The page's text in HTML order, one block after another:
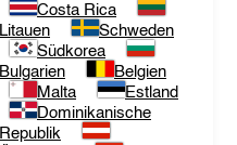
Costa Rica
Litauen
Schweden
Südkorea
Bulgarien
Belgien
Malta
Estland
Dominikanische
Republik